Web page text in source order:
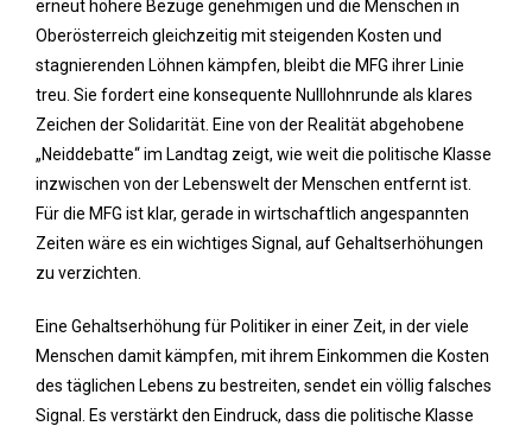
erneut höhere Bezüge genehmigen und die Menschen in
Oberösterreich gleichzeitig mit steigenden Kosten und
stagnierenden Löhnen kämpfen, bleibt die MFG ihrer Linie
treu. Sie fordert eine konsequente Nulllohnrunde als klares
Zeichen der Solidarität. Eine von der Realität abgehobene
„Neiddebatte“ im Landtag zeigt, wie weit die politische Klasse
inzwischen von der Lebenswelt der Menschen entfernt ist.
Für die MFG ist klar, gerade in wirtschaftlich angespannten
Zeiten wäre es ein wichtiges Signal, auf Gehaltserhöhungen
zu verzichten.
Eine Gehaltserhöhung für Politiker in einer Zeit, in der viele
Menschen damit kämpfen, mit ihrem Einkommen die Kosten
des täglichen Lebens zu bestreiten, sendet ein völlig falsches
Signal. Es verstärkt den Eindruck, dass die politische Klasse